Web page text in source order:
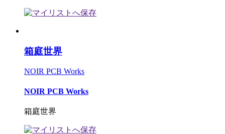
箱庭世界
NOIR PCB Works
NOIR PCB Works
箱庭世界